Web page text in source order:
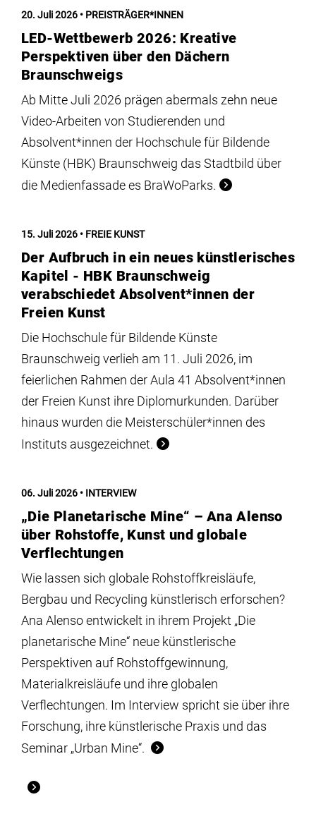
Institute
Forschung
Infrastruktur
Aktuelles
meinstudium
20. Juli 2026 PREISTRÄGER*INNEN
LED-Wettbewerb 2026: Kreative
Perspektiven über den Dächern
Braunschweigs
Ab Mitte Juli 2026 prägen abermals zehn neue
Video-Arbeiten von Studierenden und
Absolvent*innen der Hochschule für Bildende
Künste (HBK) Braunschweig das Stadtbild über
die Medienfassade es BraWoParks.
15. Juli 2026 FREIE KUNST
Der Aufbruch in ein neues künstlerisches
Kapitel - HBK Braunschweig
verabschiedet Absolvent*innen der
Freien Kunst
Die Hochschule für Bildende Künste
Braunschweig verlieh am 11. Juli 2026, im
feierlichen Rahmen der Aula 41 Absolvent*innen
der Freien Kunst ihre Diplomurkunden. Darüber
hinaus wurden die Meisterschüler*innen des
Instituts ausgezeichnet.
06. Juli 2026 INTERVIEW
„Die Planetarische Mine“ – Ana Alenso
über Rohstoffe, Kunst und globale
Verflechtungen
Wie lassen sich globale Rohstoffkreisläufe,
Bergbau und Recycling künstlerisch erforschen?
Ana Alenso entwickelt in ihrem Projekt „Die
planetarische Mine“ neue künstlerische
Perspektiven auf Rohstoffgewinnung,
Materialkreisläufe und ihre globalen
Verflechtungen. Im Interview spricht sie über ihre
Forschung, ihre künstlerische Praxis und das
Seminar „Urban Mine“.